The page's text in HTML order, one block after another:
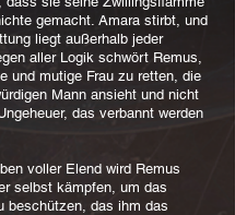
gemacht. Amara stirbt, und
liegt außerhalb jeder
aller Logik schwört Remus,
und mutige Frau zu retten, die
Mann ansieht und nicht
das verbannt werden
voller Elend wird Remus
selbst kämpfen, um das
beschützen, das ihm das